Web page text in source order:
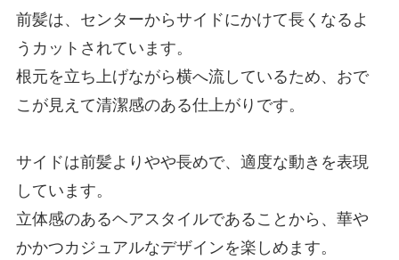
前髪は、センターからサイドにかけて長くなるよ
うカットされています。
根元を立ち上げながら横へ流しているため、おで
こが見えて清潔感のある仕上がりです。
サイドは前髪よりやや長めで、適度な動きを表現
しています。
立体感のあるヘアスタイルであることから、華や
かかつカジュアルなデザインを楽しめます。